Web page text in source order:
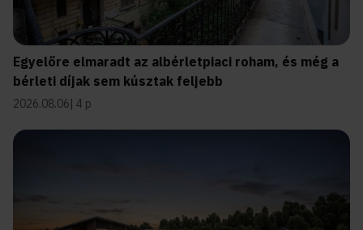
Egyelőre elmaradt az albérletpiaci roham, és még a
bérleti díjak sem kúsztak feljebb
2026.08.06 4 p